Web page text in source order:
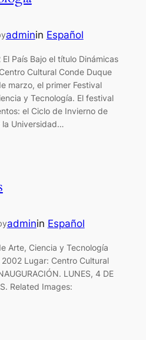
adminin Español
País Bajo el título Dinámicas
Cultural Conde Duque
marzo, el primer Festival
y Tecnología. El festival
el Ciclo de Invierno de
la Universidad…
adminin Español
Arte, Ciencia y Tecnología
Lugar: Centro Cultural
LUNES, 4 DE
Related Images: